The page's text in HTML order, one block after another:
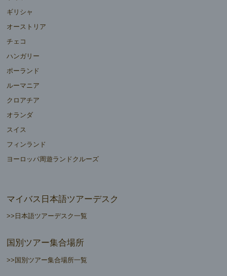
ギリシャ
オーストリア
チェコ
ハンガリー
ポーランド
ルーマニア
クロアチア
オランダ
スイス
フィンランド
ヨーロッパ周遊ランドクルーズ
マイバス日本語ツアーデスク
>>日本語ツアーデスク一覧
国別ツアー集合場所
>>国別ツアー集合場所一覧